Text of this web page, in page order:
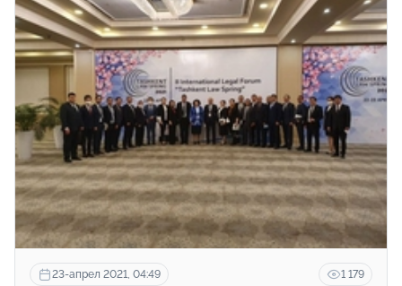
23-апрел 2021, 04:49 1 179